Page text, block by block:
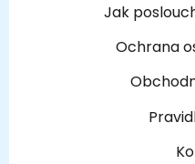
Jak
Ochrana